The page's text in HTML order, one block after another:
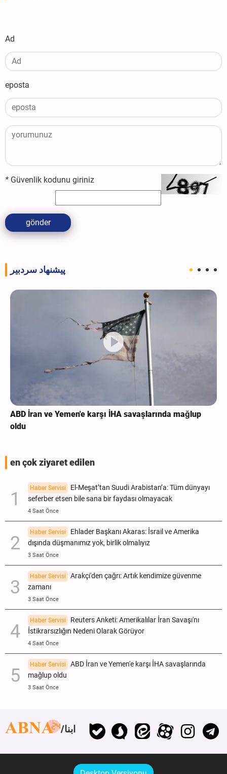
Ad
eposta
* Güvenlik kodunu giriniz
gönder
پیشنهاد سردبیر
ABD İran ve Yemen'e karşı İHA savaşlarında mağlup
oldu
en çok ziyaret edilen
Haber Servisi
El-Meşat’tan Suudi Arabistan’a: Tüm dünyayı
seferber etsen bile sana bir faydası olmayacak
4 Saat Önce
Haber Servisi
Ehlader Başkanı Akaras: İsrail ve Amerika
dışında düşmanımız yok, birlik olmalıyız
3 Saat Önce
Haber Servisi
Arakçi'den çağrı: Artık kendimize güvenme
zamanı
3 Saat Önce
Haber Servisi
Reuters Anketi: Amerikalılar İran Savaşı'nı
İstikrarsızlığın Nedeni Olarak Görüyor
4 Saat Önce
Haber Servisi
ABD İran ve Yemen'e karşı İHA savaşlarında
mağlup oldu
3 Saat Önce
ابنا